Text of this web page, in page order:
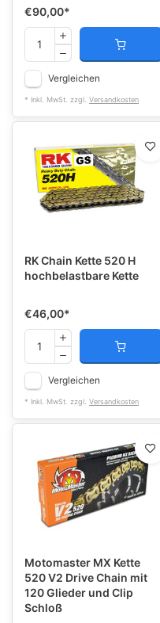
€90,00*
Vergleichen
* Inkl. MwSt. zzgl. Versandkosten
RK Chain Kette 520 H
hochbelastbare Kette
€46,00*
Vergleichen
* Inkl. MwSt. zzgl. Versandkosten
Motomaster MX Kette
520 V2 Drive Chain mit
120 Glieder und Clip
Schloß